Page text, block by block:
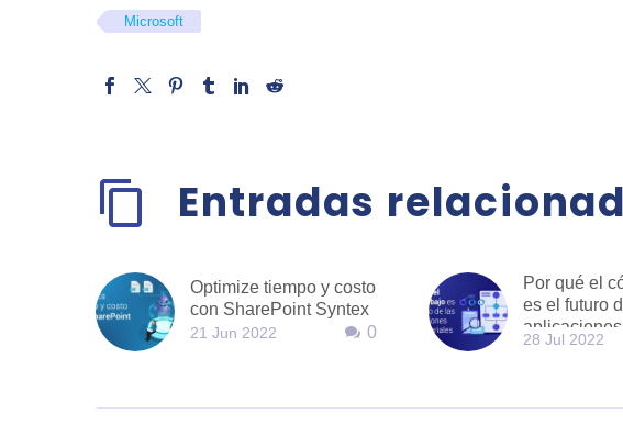
Microsoft
Entradas
Optimize tiempo y costo
con SharePoint Syntex
0
21 Jun 2022
Por qué el
es el futuro
aplicaciones
28 Jul 2022